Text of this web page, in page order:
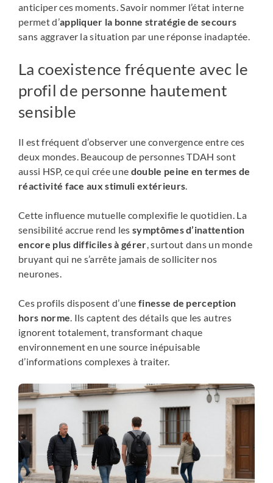
anticiper ces moments. Savoir nommer l’état interne
permet d’appliquer la bonne stratégie de secours
sans aggraver la situation par une réponse inadaptée.
La coexistence fréquente avec le
profil de personne hautement
sensible
Il est fréquent d’observer une convergence entre ces
deux mondes. Beaucoup de personnes TDAH sont
aussi HSP, ce qui crée une double peine en termes de
réactivité face aux stimuli extérieurs
Cette influence mutuelle complexifie le quotidien. La
sensibilité accrue rend les symptômes d’inattention
encore plus difficiles à gérer , surtout dans un monde
bruyant qui ne s’arrête jamais de solliciter nos
neurones.
Ces profils disposent d’une finesse de perception
hors norme . Ils captent des détails que les autres
ignorent totalement, transformant chaque
environnement en une source inépuisable
d’informations complexes à traiter.